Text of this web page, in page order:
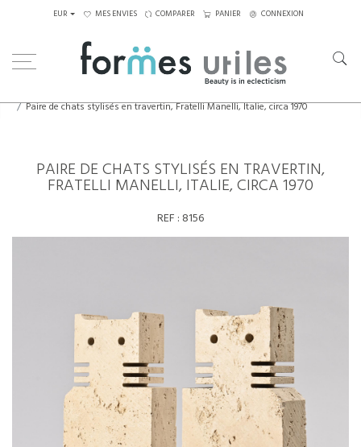
EUR MES ENVIES COMPARER PANIER CONNEXION
Paire de chats stylisés en travertin, Fratelli Manelli, Italie, circa 1970
PAIRE DE CHATS STYLISÉS EN TRAVERTIN,
FRATELLI MANELLI, ITALIE, CIRCA 1970
REF : 8156